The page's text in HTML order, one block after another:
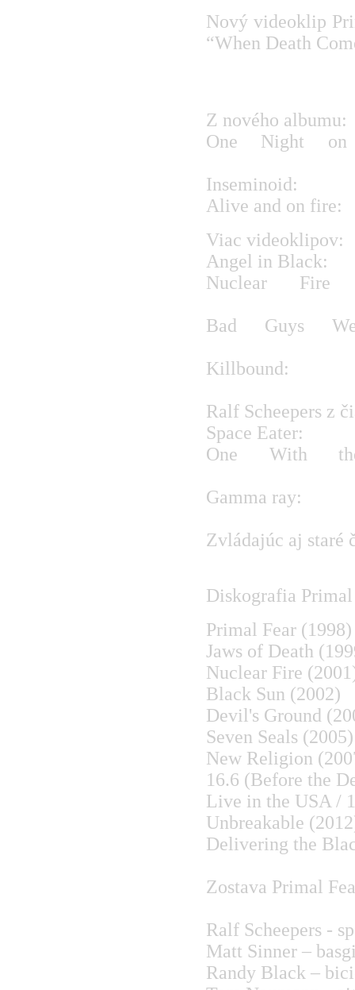
Nový videoklip
“When Death
Z nového albumu:
One Night
Inseminoid:
Alive and on fire:
Viac videoklipov:
Angel in Black:
Nuclear
Bad Guys
Killbound:
Ralf Scheepers z
Space Eater:
One With
Gamma ray:
Zvládajúc aj staré
Diskografia
Primal Fear (1998)
Jaws of Death
Nuclear Fire
Black Sun (2002)
Devil's Ground
Seven Seals (2005)
New Religion
16.6 (Before the
Live in the USA /
Unbreakable
Delivering the
Zostava Primal
Ralf Scheepers -
Matt Sinner –
Randy Black –